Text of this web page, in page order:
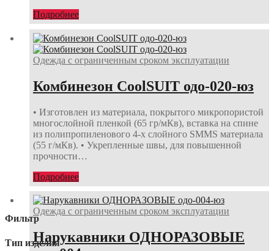
Подробнее
Одежда с ограниченным сроком эксплуатации
Комбинезон CoolSUIT одо-020-юз
• Изготовлен из материала, покрытого микропористой
многослойной пленкой (65 гр/мКв), вставка на спине
из полипропиленового 4-х слойного SMMS материала
(55 г/мКв). • Укрепленные швы, для повышенной
прочности…
Подробнее
Одежда с ограниченным сроком эксплуатации
Нарукавники ОДНОРАЗОВЫЕ
Фильтр
Тип изделия